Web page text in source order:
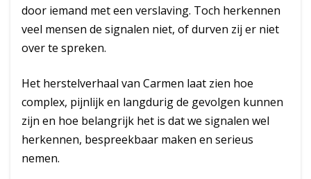
door iemand met een verslaving. Toch herkennen
veel mensen de signalen niet, of durven zij er niet
over te spreken.
Het herstelverhaal van Carmen laat zien hoe
complex, pijnlijk en langdurig de gevolgen kunnen
zijn en hoe belangrijk het is dat we signalen wel
herkennen, bespreekbaar maken en serieus
nemen.